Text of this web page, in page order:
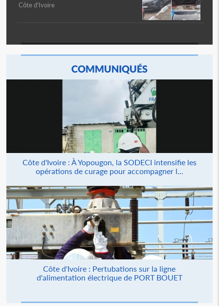
Côte d'Ivoire
COMMUNIQUÉS
Côte d'Ivoire : À Yopougon, la SODECI intensifie les
opérations de curage pour accompagner l...
Côte d'Ivoire : Pertubations sur la ligne
d'alimentation électrique de PORT BOUET